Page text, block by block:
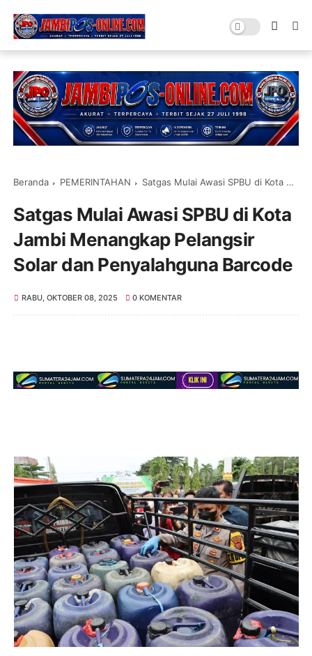
Beranda PEMERINTAHAN Satgas Mulai Awasi SPBU di Kota Jambi Menangkap Pelangsir Solar dan Penyalahguna Barcode
Satgas Mulai Awasi SPBU di Kota
Jambi Menangkap Pelangsir
Solar dan Penyalahguna Barcode
RABU, OKTOBER 08, 2025 0 KOMENTAR